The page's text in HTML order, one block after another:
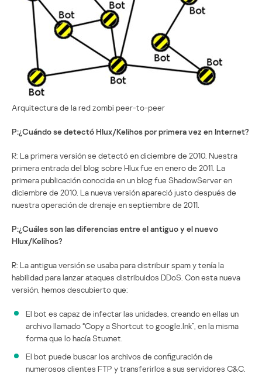
Arquitectura de la red zombi peer-to-peer
P:¿Cuándo se detectó Hlux/Kelihos por primera vez en Internet?
R: La primera versión se detectó en diciembre de 2010. Nuestra
primera entrada del blog sobre Hlux fue en enero de 2011. La
primera publicación conocida en un blog fue ShadowServer en
diciembre de 2010. La nueva versión apareció justo después de
nuestra operación de drenaje en septiembre de 2011.
P:¿Cuáles son las diferencias entre el antiguo y el nuevo
Hlux/Kelihos?
R: La antigua versión se usaba para distribuir spam y tenía la
habilidad para lanzar ataques distribuidos DDoS. Con esta nueva
versión, hemos descubierto que:
El bot es capaz de infectar las unidades, creando en ellas un
archivo llamado “Copy a Shortcut to google.Ink”, en la misma
forma que lo hacía Stuxnet.
El bot puede buscar los archivos de configuración de
numerosos clientes FTP y transferirlos a sus servidores C&C.